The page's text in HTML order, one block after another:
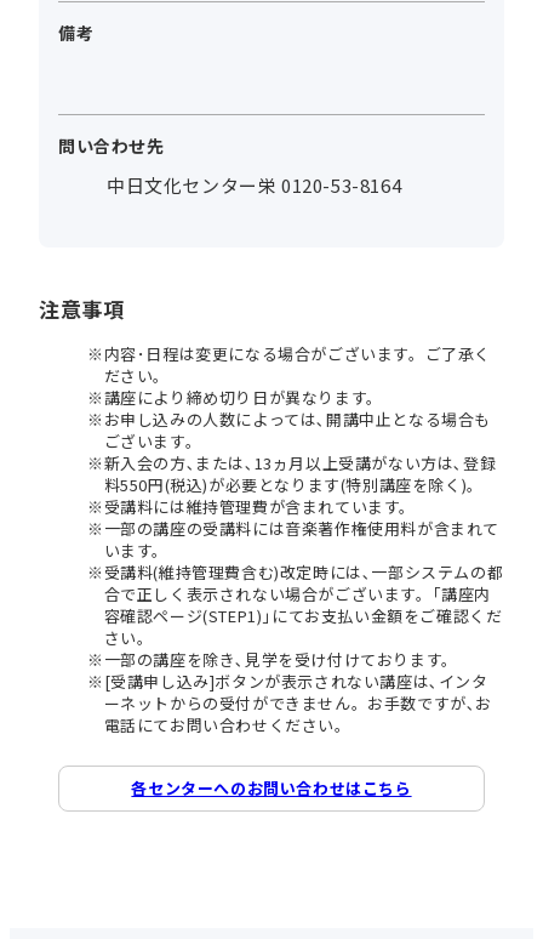
備考
問い合わせ先
中日文化センター栄 0120-53-8164
注意事項
内容･日程は変更になる場合がございます。ご了承く
ださい。
講座により締め切り日が異なります。
お申し込みの人数によっては､開講中止となる場合も
ございます。
新入会の方､または､13ヵ月以上受講がない方は､登録
料550円(税込)が必要となります(特別講座を除く)。
受講料には維持管理費が含まれています。
一部の講座の受講料には音楽著作権使用料が含まれて
います。
受講料(維持管理費含む)改定時には､一部システムの都
合で正しく表示されない場合がございます。｢講座内
容確認ページ(STEP1)｣にてお支払い金額をご確認くだ
さい。
一部の講座を除き､見学を受け付けております。
[受講申し込み]ボタンが表示されない講座は､インタ
ーネットからの受付ができません。お手数ですが､お
電話にてお問い合わせください。
各センターへのお問い合わせはこちら